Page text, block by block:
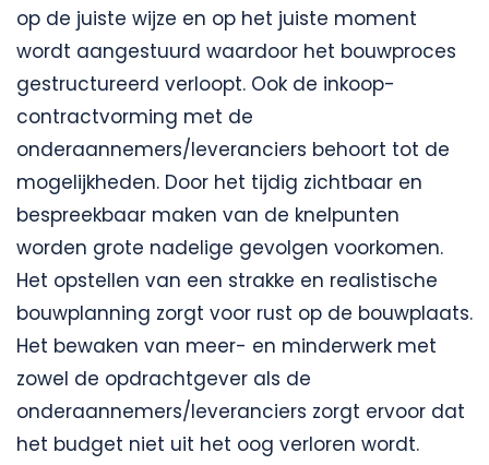
op de juiste wijze en op het juiste moment
wordt aangestuurd waardoor het bouwproces
gestructureerd verloopt. Ook de inkoop-
contractvorming met de
onderaannemers/leveranciers behoort tot de
mogelijkheden. Door het tijdig zichtbaar en
bespreekbaar maken van de knelpunten
worden grote nadelige gevolgen voorkomen.
Het opstellen van een strakke en realistische
bouwplanning zorgt voor rust op de bouwplaats.
Het bewaken van meer- en minderwerk met
zowel de opdrachtgever als de
onderaannemers/leveranciers zorgt ervoor dat
het budget niet uit het oog verloren wordt.